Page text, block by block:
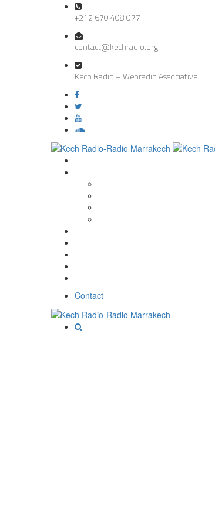
+212 670 408 077
contact@kechradio.org
Kech Radio – Webradio Associative
Contact